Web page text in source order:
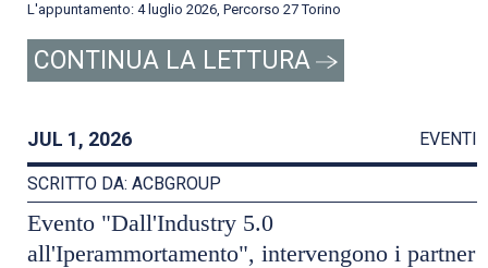
L'appuntamento: 4 luglio 2026, Percorso 27 Torino
CONTINUA LA LETTURA
JUL 1, 2026 EVENTI
SCRITTO DA: ACBGROUP
Evento "Dall'Industry 5.0
all'Iperammortamento", intervengono i partner